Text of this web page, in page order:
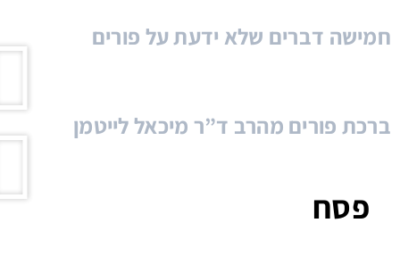
חמישה דברים שלא ידעת על פורים
ברכת פורים מהרב ד”ר מיכאל לייטמן
פסח